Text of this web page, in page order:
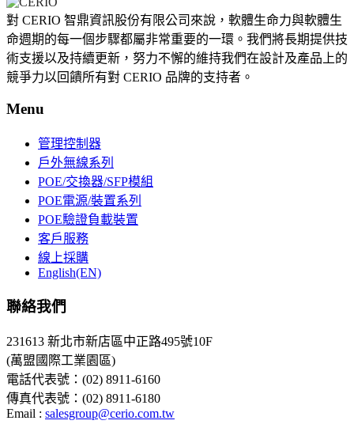
對 CERIO 智鼎資訊股份有限公司來說，軟體生命力與軟體生
命週期的每一個步驟都屬非常重要的一環。我們將長期提供技
術支援以及持續更新，努力不懈的維持我們在設計及產品上的
競爭力以回饋所有對 CERIO 品牌的支持者。
Menu
管理控制器
戶外無線系列
POE/交換器/SFP模組
POE電源/裝置系列
POE驗證負載裝置
客戶服務
線上採購
English(EN)
聯絡我們
231613 新北市新店區中正路495號10F
(萬盟國際工業園區)
電話代表號：(02) 8911-6160
傳真代表號：(02) 8911-6180
Email : salesgroup@cerio.com.tw